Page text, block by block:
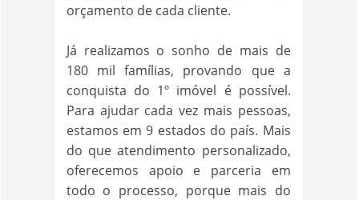
orçamento de cada cliente.
Já realizamos o sonho de mais de
180 mil famílias, provando que a
conquista do 1º imóvel é possível.
Para ajudar cada vez mais pessoas,
estamos em 9 estados do país. Mais
do que atendimento personalizado,
oferecemos apoio e parceria em
todo o processo, porque mais do